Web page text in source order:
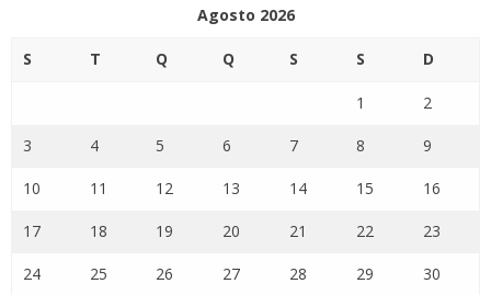
Agosto 2026
S T Q Q S S D
1 2
3 4 5 6 7 8 9
10 11 12 13 14 15 16
17 18 19 20 21 22 23
24 25 26 27 28 29 30